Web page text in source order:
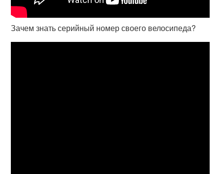
Зачем знать серийный номер своего велосипеда?